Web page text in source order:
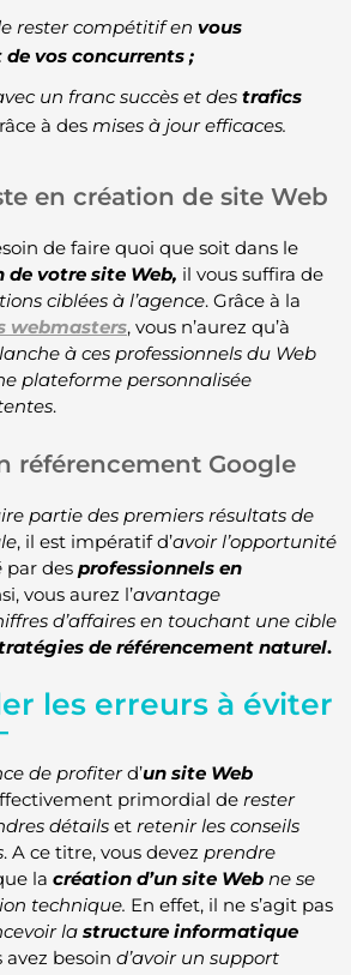
rester compétitif en vous
vos concurrents ;
un franc succès et des trafics
à des mises à jour efficaces.
en création de site Web
de faire quoi que soit dans le
de votre site Web, il vous suffira de
ciblées à l’agence. Grâce à la
webmasters, vous n’aurez qu’à
à ces professionnels du Web
plateforme personnalisée
.
référencement Google
partie des premiers résultats de
, il est impératif d’avoir l’opportunité
par des professionnels en
vous aurez l’avantage
d’affaires en touchant une cible
de référencement naturel.
les erreurs à éviter
de profiterd’un site Web
primordial de rester
détails et retenir les conseils
. A ce titre, vous devez prendre
la création d’un site Web ne se
technique. En effet, il ne s’agit pas
la structure informatique
avez besoin d’avoir un support